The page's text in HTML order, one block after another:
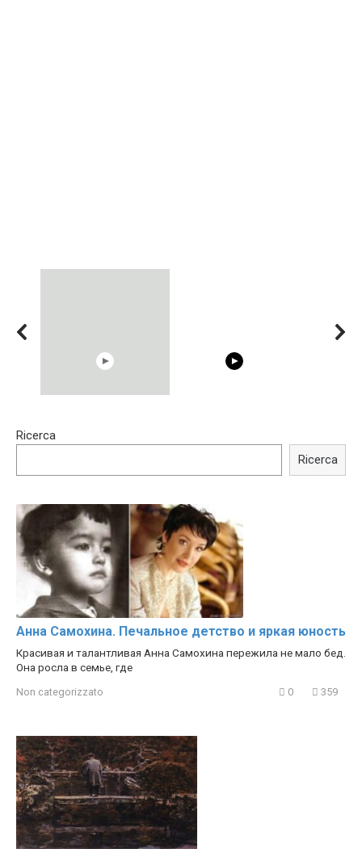
Trying BOLLYWOOD
Shocking illusion - Pretty
Ricerca
Ricerca
Анна Самохина. Печальное детство и яркая юность
Красивая и талантливая Анна Самохина пережила не мало бед.
Она росла в семье, где
Non categorizzato 0 359